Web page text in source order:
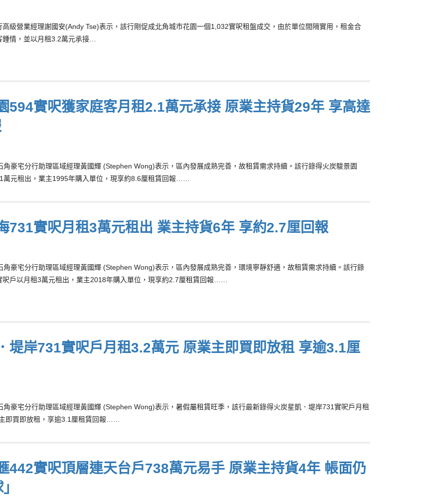
級營業經理謝國安(Andy Tse)表示，該行剛促成北角城市花園一個1,032實呎租盤成交，由於單位間隔實用，租金合
鍾情，並以月租3.2萬元承接…
594實呎獲家庭客月租2.1萬元承接 原業主持貨29年 享高達
角豪宅分行助理區域經理黃國輝 (Stephen Wong)表示，區內發展成熟完善，故租賃需求持續。該行錄得火炭駿景園
萬元租出，業主1995年購入單位，現享約8.6厘租賃回報……
731實呎月租3萬元租出 業主持貨6年 享約2.7厘回報
角豪宅分行助理區域經理黃國輝 (Stephen Wong)表示，區內發展成熟完善，環境寧靜舒適，故租賃需求持續。該行錄
呎戶以月租3萬元租出，業主2018年購入單位，現享約2.7厘租賃回報……
堤岸731實呎戶月租3.2萬元 原業主即買即放租 享逾3.1厘
角豪宅分行助理區域經理黃國輝 (Stephen Wong)表示，暑假屬租賃旺季，該行最新錄得火炭星凱．堤岸731實呎戶月租
即買即放租，享逾3.1厘租賃回報……
442實呎頂層連天台戶738萬元易手 原業主持貨4年 帳面仍